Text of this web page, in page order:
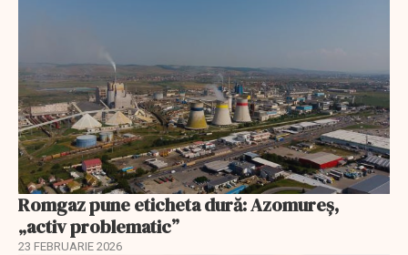
Romgaz pune eticheta dură: Azomureș,
„activ problematic”
23 FEBRUARIE 2026